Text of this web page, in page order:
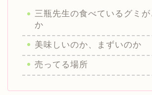
三瓶先生の食べているグミ
か
美味しいのか、まずいのか
売ってる場所